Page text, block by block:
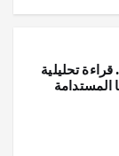
تحليلية
المستدامة